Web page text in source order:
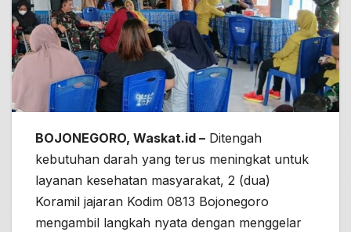
BOJONEGORO, Waskat.id – Ditengah
kebutuhan darah yang terus meningkat untuk
layanan kesehatan masyarakat, 2 (dua)
Koramil jajaran Kodim 0813 Bojonegoro
mengambil langkah nyata dengan menggelar